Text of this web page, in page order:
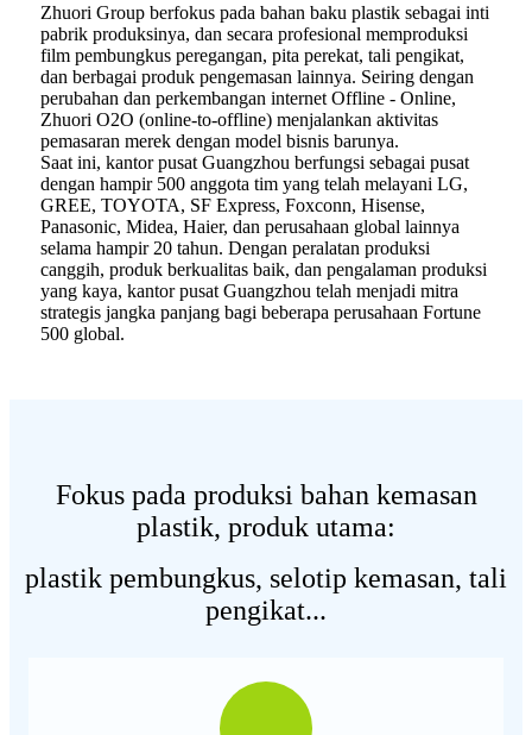
Zhuori Group berfokus pada bahan baku plastik sebagai inti
pabrik produksinya, dan secara profesional memproduksi
film pembungkus peregangan, pita perekat, tali pengikat,
dan berbagai produk pengemasan lainnya. Seiring dengan
perubahan dan perkembangan internet Offline - Online,
Zhuori O2O (online-to-offline) menjalankan aktivitas
pemasaran merek dengan model bisnis barunya.
Saat ini, kantor pusat Guangzhou berfungsi sebagai pusat
dengan hampir 500 anggota tim yang telah melayani LG,
GREE, TOYOTA, SF Express, Foxconn, Hisense,
Panasonic, Midea, Haier, dan perusahaan global lainnya
selama hampir 20 tahun. Dengan peralatan produksi
canggih, produk berkualitas baik, dan pengalaman produksi
yang kaya, kantor pusat Guangzhou telah menjadi mitra
strategis jangka panjang bagi beberapa perusahaan Fortune
500 global.
Fokus pada produksi bahan kemasan
plastik, produk utama:
plastik pembungkus, selotip kemasan, tali
pengikat...